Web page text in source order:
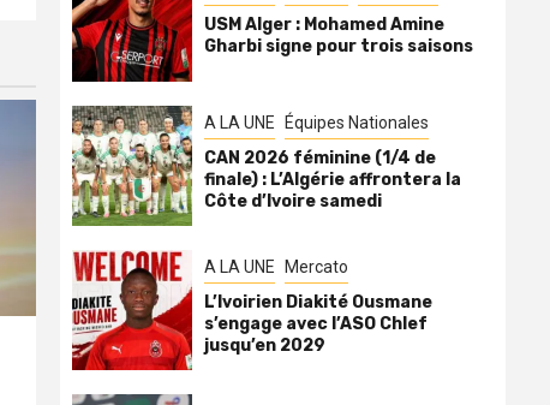
USM Alger : Mohamed Amine
Gharbi signe pour trois saisons
A LA UNE Équipes Nationales
CAN 2026 féminine (1/4 de
finale) : L’Algérie affrontera la
Côte d’Ivoire samedi
A LA UNE Mercato
L’Ivoirien Diakité Ousmane
s’engage avec l’ASO Chlef
jusqu’en 2029